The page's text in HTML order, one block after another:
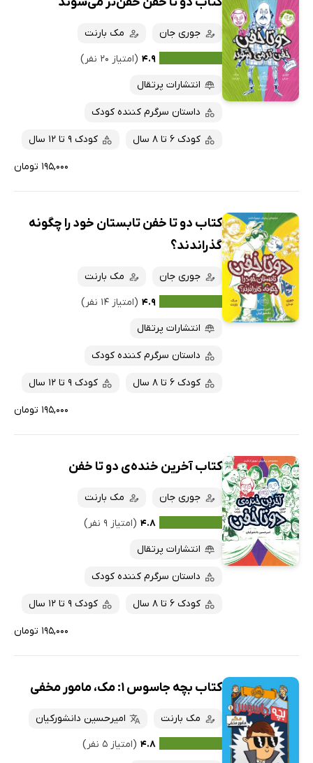
جوری جان
مک بارنت
۴.۹ (امتیاز ۲۰ نفر)
انتشارات پرتقال
داستان سرگرم کننده کودک
کودک 6 تا 8 سال کودک 9 تا 12 سال
۱۹۵,۰۰۰ تومان
کتاب دو تا خفن تابستان خود را چگونه
گذراندند؟
جوری جان
مک بارنت
۴.۹ (امتیاز ۱۴ نفر)
انتشارات پرتقال
داستان سرگرم کننده کودک
کودک 6 تا 8 سال کودک 9 تا 12 سال
۱۹۵,۰۰۰ تومان
کتاب آخرین خنده‌ی دو تا خفن
جوری جان
مک بارنت
۴.۸ (امتیاز ۹ نفر)
انتشارات پرتقال
داستان سرگرم کننده کودک
کودک 6 تا 8 سال کودک 9 تا 12 سال
۱۹۵,۰۰۰ تومان
کتاب بچه جاسوس 1: مک، مامور مخفی
مک بارنت
امیرحسین دانشورکیان
۴.۸ (امتیاز ۵ نفر)